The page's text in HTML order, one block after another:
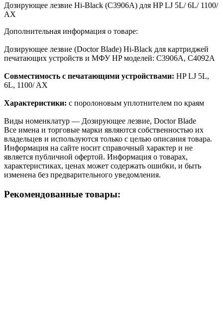
Дозирующее лезвие Hi-Black (C3906A) для HP LJ 5L/ 6L/ 1100/
AX
Дополнительная информация о товаре:
Дозирующее лезвие (Doctor Blade) Hi-Black для картриджей
печатающих устройств и МФУ HP моделей: C3906A, C4092A
Совместимость с печатающими устройствами: HP LJ 5L,
6L, 1100/ AX
Характеристики: c поролоновым уплотнителем по краям
Виды номенклатур — Дозирующее лезвие, Doctor Blade
Все имена и торговые марки являются собственностью их
владельцев и используются только с целью описания товара.
Информация на сайте носит справочный характер и не
является публичной офертой. Информация о товарах,
характеристиках, ценах может содержать ошибки, и быть
изменена без предварительного уведомления.
Рекомендованные товары: